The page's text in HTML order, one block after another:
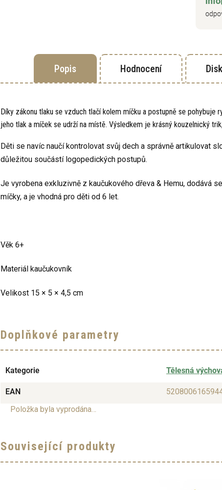
Popis Hodnocení
Díky zákonu tlaku se vzduch tlačí kolem míčku a postupně se pohybuje
jeho tlak a míček se udrží na místě. Výsledkem je krásný kouzelnický
Děti se navíc naučí kontrolovat svůj dech a správně artikulovat
důležitou součástí logopedických postupů.
Je vyrobena exkluzivně z kaučukového dřeva & Hemu, dodává
míčky, a je vhodná pro děti od 6 let.
Věk 6+
Materiál kaučukovník
Velikost 15 × 5 × 4,5 cm
Doplňkové parametry
Kategorie Tělesná
EAN
Položka byla vyprodána…
Související produkty